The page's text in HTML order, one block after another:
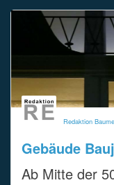
Redaktion
Gebäude
Ab Mitte der